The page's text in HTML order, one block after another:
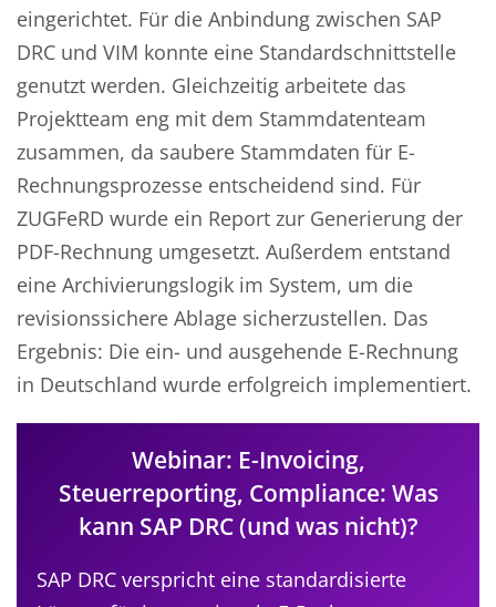
eingerichtet. Für die Anbindung zwischen SAP
DRC und VIM konnte eine Standardschnittstelle
genutzt werden. Gleichzeitig arbeitete das
Projektteam eng mit dem Stammdatenteam
zusammen, da saubere Stammdaten für E-
Rechnungsprozesse entscheidend sind. Für
ZUGFeRD wurde ein Report zur Generierung der
PDF-Rechnung umgesetzt. Außerdem entstand
eine Archivierungslogik im System, um die
revisionssichere Ablage sicherzustellen. Das
Ergebnis: Die ein- und ausgehende E-Rechnung
in Deutschland wurde erfolgreich implementiert.
Webinar: E-Invoicing,
Steuerreporting, Compliance: Was
kann SAP DRC (und was nicht)?
SAP DRC verspricht eine standardisierte